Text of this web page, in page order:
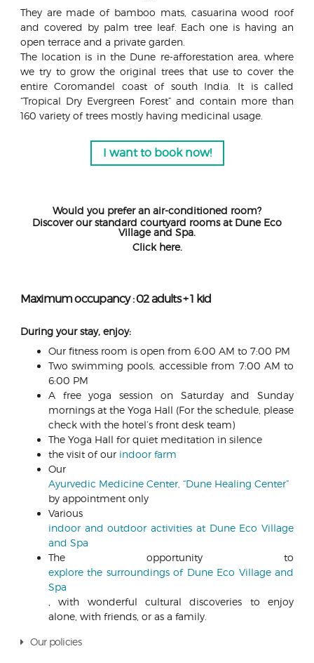
They are made of bamboo mats, casuarina wood roof
and covered by palm tree leaf. Each one is having an
open terrace and a private garden.
The location is in the Dune re-afforestation area, where
we try to grow the original trees that use to cover the
entire Coromandel coast of south India. It is called
“Tropical Dry Evergreen Forest” and contain more than
160 variety of trees mostly having medicinal usage.
I want to book now!
Would you prefer an air-conditioned room?
Discover our standard courtyard rooms at Dune Eco
Village and Spa.
Click here.
Maximum occupancy : 02 adults + 1 kid
During your stay, enjoy:
Our fitness room is open from 6:00 AM to 7:00 PM
Two swimming pools, accessible from 7:00 AM to
6:00 PM
A free yoga session on Saturday and Sunday
mornings at the Yoga Hall (For the schedule, please
check with the hotel’s front desk team)
The Yoga Hall for quiet meditation in silence
the visit of our indoor farm
Our
Ayurvedic Medicine Center, “Dune Healing Center”
by appointment only
Various
indoor and outdoor activities at Dune Eco Village
and Spa
The opportunity to
explore the surroundings of Dune Eco Village and
Spa
, with wonderful cultural discoveries to enjoy
alone, with friends, or as a family.
Our policies